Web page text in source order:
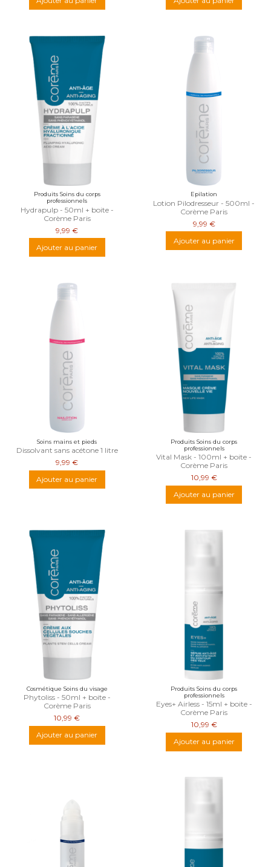
Produits Soins du corps
professionnels
Hydrapulp - 50ml + boite -
Corème Paris
9,99 €
Ajouter au panier
Epilation
Lotion Pilodresseur - 500ml -
Corème Paris
9,99 €
Ajouter au panier
Soins mains et pieds
Dissolvant sans acétone 1 litre
9,99 €
Ajouter au panier
Produits Soins du corps
professionnels
Vital Mask - 100ml + boite -
Corème Paris
10,99 €
Ajouter au panier
Cosmétique Soins du visage
Phytoliss - 50ml + boite -
Corème Paris
10,99 €
Ajouter au panier
Produits Soins du corps
professionnels
Eyes+ Airless - 15ml + boite -
Corème Paris
10,99 €
Ajouter au panier